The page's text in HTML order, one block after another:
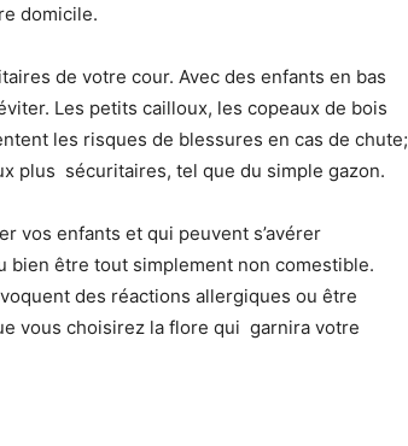
domicile.
de votre cour. Avec des enfants en bas
Les petits cailloux, les copeaux de bois
les risques de blessures en cas de chute;
plus sécuritaires, tel que du simple gazon.
vos enfants et qui peuvent s’avérer
bien être tout simplement non comestible.
des réactions allergiques ou être
vous choisirez la flore qui garnira votre